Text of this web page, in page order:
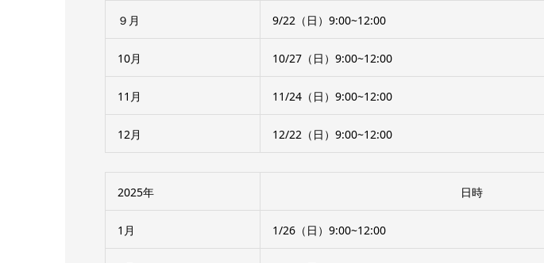
９月 9/22（日）9:00~12:00
10月 10/27（日）9:00~12:00
11月 11/24（日）9:00~12:00
12月 12/22（日）9:00~12:00
2025年 日時
1月 1/26（日）9:00~12:00